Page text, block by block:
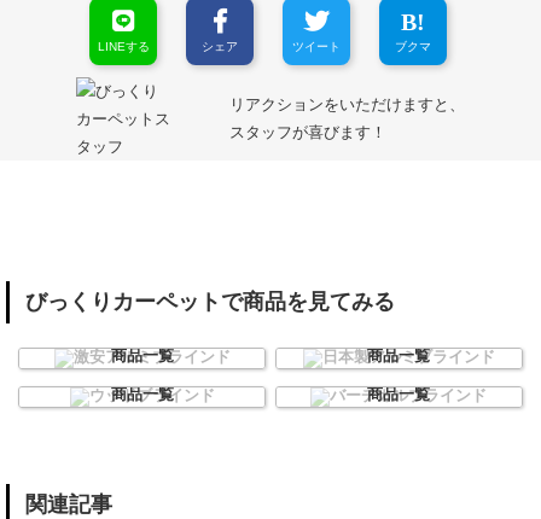
LINEする シェア ツイート ブクマ
リアクションをいただけますと、
スタッフが喜びます！
びっくりカーペットで商品を見てみる
商品一覧
商品一覧
商品一覧
商品一覧
関連記事